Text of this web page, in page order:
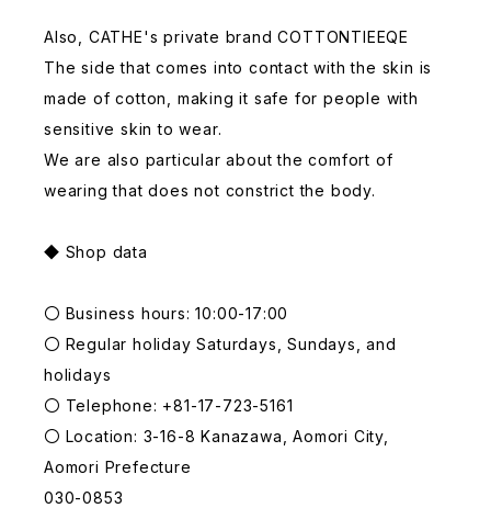
Also, CATHE's private brand COTTONTIEEQE
The side that comes into contact with the skin is
made of cotton, making it safe for people with
sensitive skin to wear.
We are also particular about the comfort of
wearing that does not constrict the body.
◆ Shop data
〇 Business hours: 10:00-17:00
〇 Regular holiday Saturdays, Sundays, and
holidays
〇 Telephone: +81-17-723-5161
〇 Location: 3-16-8 Kanazawa, Aomori City,
Aomori Prefecture
030-0853